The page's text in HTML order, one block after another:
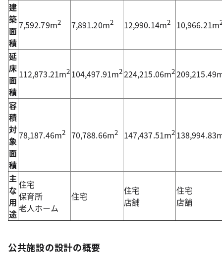
建
築
面
積
7,592.79m2 7,891.20m2 12,990.14m2 10,966.21m
延
床
面
積
112,873.21m2 104,497.91m2224,215.06m2
容
積
対
象
面
積
78,187.46m2 70,788.66m2 147,437.51m2
主
な
用
途
住宅
保育所
老人ホーム
住宅
住宅
店舗
住宅
店舗
公共施設の設計の概要